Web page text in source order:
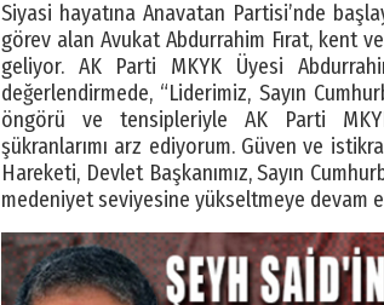
Siyasi hayatına Anavatan Partisi’nde
görev alan Avukat Abdurrahim Fırat, kent
geliyor. AK Parti MKYK Üyesi
değerlendirmede, “Liderimiz, Sayın
öngörü ve tensipleriyle AK Parti
şükranlarımı arz ediyorum. Güven ve
Hareketi, Devlet Başkanımız, Sayın
medeniyet seviyesine yükseltmeye devam